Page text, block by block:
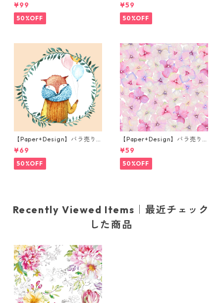
キン Portchie Art Lunch in t
he Garden オレンジ
¥99
50%OFF
プキン WILD STRAWBERRY
ホワイト
¥59
50%OFF
【Paper+Design】バラ売り2
枚 ランチサイズ ペーパーナプ
キン Fox Balloons クリーム
¥69
50%OFF
【Paper+Design】バラ売り2
枚 カクテルサイズ ペーパーナ
プキン Small blossoms ピン
ク
¥59
50%OFF
Recently Viewed Items｜最近チェック
した商品